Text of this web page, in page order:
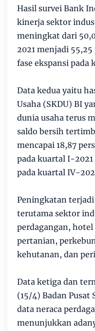
Hasil survei Bank
kinerja sektor
meningkat dari
2021 menjadi
fase ekspansi pada
Data kedua yaitu
Usaha (SKDU) BI
dunia usaha terus
saldo bersih
mencapai 18,87
pada kuartal I-
pada kuartal IV-
Peningkatan
terutama sektor
perdagangan,
pertanian,
kehutanan, dan
Data ketiga dan
(15/4) Badan
data neraca
menunjukkan